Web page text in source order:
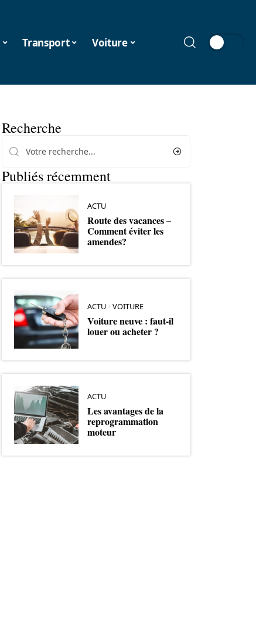
Transport Voiture
Recherche
Publiés récemment
ACTU
Route des vacances –
Comment éviter les
amendes?
ACTU VOITURE
Voiture neuve : faut-il
louer ou acheter ?
ACTU
Les avantages de la
reprogrammation
moteur